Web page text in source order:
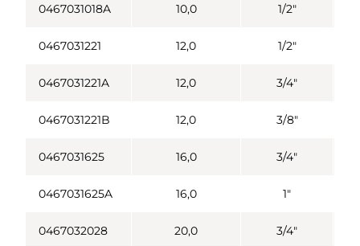
0467031018A 10,0 1/2"
0467031221 12,0 1/2"
0467031221A 12,0 3/4"
0467031221B 12,0 3/8"
0467031625 16,0 3/4"
0467031625A 16,0 1"
0467032028 20,0 3/4"